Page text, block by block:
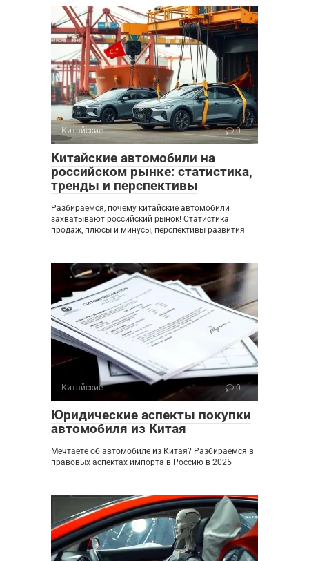
Китайские 0
Китайские автомобили на
российском рынке: статистика,
тренды и перспективы
Разбираемся, почему китайские автомобили
захватывают российский рынок! Статистика
продаж, плюсы и минусы, перспективы развития
Китайские 0
Юридические аспекты покупки
автомобиля из Китая
Мечтаете об автомобиле из Китая? Разбираемся в
правовых аспектах импорта в Россию в 2025